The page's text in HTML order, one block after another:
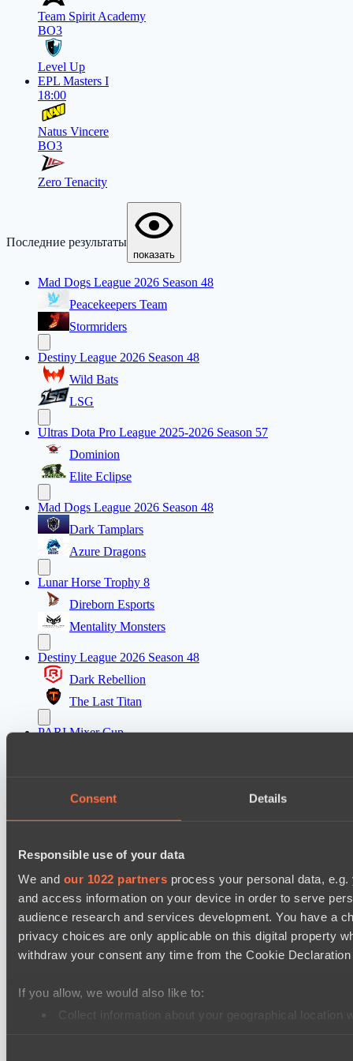
Consent Details
Responsible use of your data
We and our 1022 partners process your personal data,
and access information on your device in order to serve
audience research and services development. You have a
privacy choices are only applicable on this digital property
withdraw your consent any time from the Cookie
If you allow, we would also like to:
Collect information about your geographical
Team Spirit Academy
BO3
Level Up
EPL Masters I
18:00
Natus Vincere
BO3
Zero Tenacity
Последние результаты
показать
Mad Dogs League 2026 Season 48
Peacekeepers Team
Stormriders
Destiny League 2026 Season 48
Wild Bats
LSG
Ultras Dota Pro League 2025-2026 Season 57
Dominion
Elite Eclipse
Mad Dogs League 2026 Season 48
Dark Tamplars
Azure Dragons
Lunar Horse Trophy 8
Direborn Esports
Mentality Monsters
Destiny League 2026 Season 48
Dark Rebellion
The Last Titan
PARI Mixer Cup
Nova Pulse
Настройки файлов cookieПолитика
конфиденциальности
Декларация о файлах cookie
О нас
Поддержка:support@hawk.liveРеклама и сотрудничество:
adv@hawk.live© 2026 Hawk Live LLC30 N Gould St #43713,
Sheridan, WY 82801, USA
Your Ad HereContact us:adv@hawk.live